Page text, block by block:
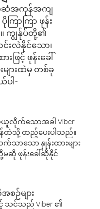
ဆံအကုန်အကျ
ကြာကြာ ဖုန်း
။ ကျွန်ုပ်တို့၏
းလဲနိုင်သော၊
ြင့် ဖုန်းခေါ်
ျားထဲမှ တစ်ခု
ပါ-
လိုက်သောအခါ Viber
ထဲသို့ ထည့်ပေးပါသည်။
ာသော နှုန်းထားများ
ဆို ဖုန်းခေါ်ဆိုနိုင်
စဉ်များ
င့် သင်သည် Viber ၏